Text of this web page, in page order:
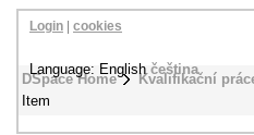
DSpace Home Kvalifikační
Item
Login cookies
Language: Englishčeština